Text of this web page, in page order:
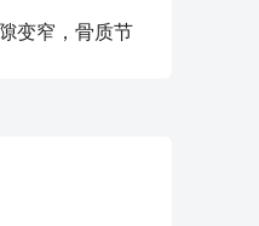
变窄，骨质节